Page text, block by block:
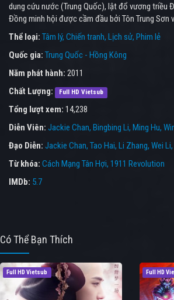
dung cứu nước (Trung Quốc), lật đổ vương triều
Đồng minh hội được cầm đầu bởi Tôn Trung Sơn
Thể loại: Tâm lý Chiến tranh Lịch sử Phim lẻ
Quốc gia: Trung Quốc - Hồng Kông
Năm phát hành: 2011
Chất Lượng:
Full HD Vietsub
Tổng lượt xem: 14,238
Diễn Viên: Jackie Chan Bingbing Li Ming Hu
Đạo Diễn: Jackie Chan Tao Hai Li Zhang Wei Li
Từ khóa: Cách Mạng Tân Hợi, 1911 Revolution
IMDb: 5.7
Có Thể Bạn Thích
Full HD Vietsub Full HD